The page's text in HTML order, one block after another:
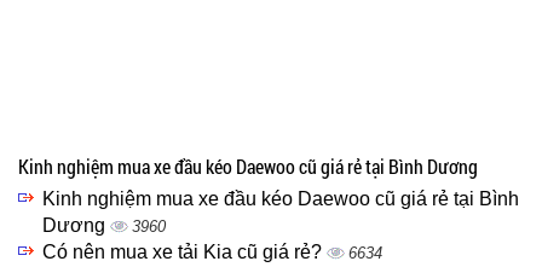
Kinh nghiệm mua xe đầu kéo Daewoo cũ giá rẻ tại Bình Dương
Kinh nghiệm mua xe đầu kéo Daewoo cũ giá rẻ tại Bình
Dương
3960
Có nên mua xe tải Kia cũ giá rẻ? 6634